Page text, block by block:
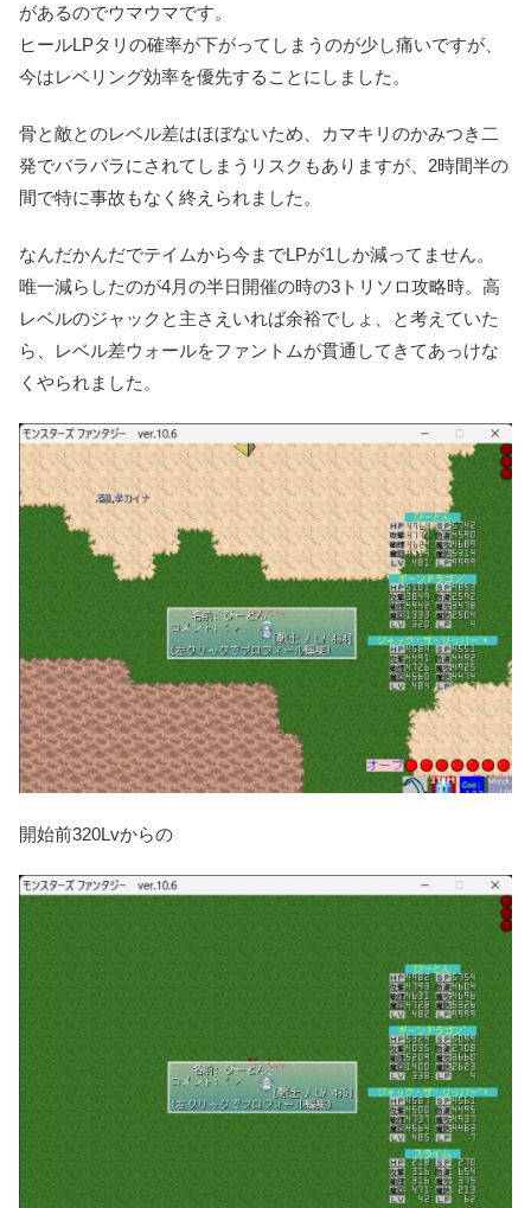
があるのでウマウマです。
ヒールLPタリの確率が下がってしまうのが少し痛いですが、
今はレベリング効率を優先することにしました。
骨と敵とのレベル差はほぼないため、カマキリのかみつき二
発でバラバラにされてしまうリスクもありますが、2時間半の
間で特に事故もなく終えられました。
なんだかんだでテイムから今までLPが1しか減ってません。
唯一減らしたのが4月の半日開催の時の3トリソロ攻略時。高
レベルのジャックと主さえいれば余裕でしょ、と考えていた
ら、レベル差ウォールをファントムが貫通してきてあっけな
くやられました。
開始前320Lvからの